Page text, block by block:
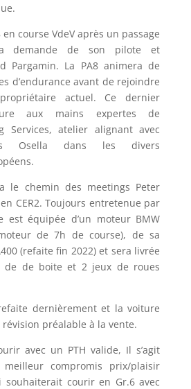
course VdeV après un passage
demande de son pilote et
Pargamin. La PA8 animera de
d’endurance avant de rejoindre
actuel. Ce dernier
aux mains expertes de
Services, atelier alignant avec
Osella dans les divers
le chemin des meetings Peter
CER2. Toujours entretenue par
est équipée d’un moteur BMW
de 7h de course), de sa
(refaite fin 2022) et sera livrée
de de boite et 2 jeux de roues
dernièrement et la voiture
préalable à la vente.
avec un PTH valide, Il s’agit
compromis prix/plaisir
courir en Gr.6 avec